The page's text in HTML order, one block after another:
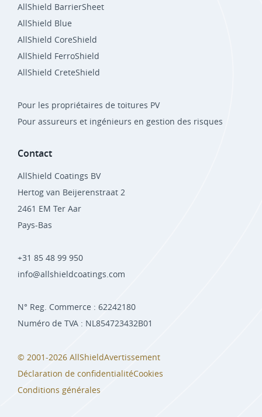
AllShield BarrierSheet
AllShield Blue
AllShield CoreShield
AllShield FerroShield
AllShield CreteShield
Pour les propriétaires de toitures PV
Pour assureurs et ingénieurs en gestion des risques
Contact
AllShield Coatings BV
Hertog van Beijerenstraat 2
2461 EM Ter Aar
Pays-Bas
+31 85 48 99 950
info@allshieldcoatings.com
N° Reg. Commerce : 62242180
Numéro de TVA : NL854723432B01
© 2001-2026 AllShieldAvertissement
Déclaration de confidentialitéCookies
Conditions générales